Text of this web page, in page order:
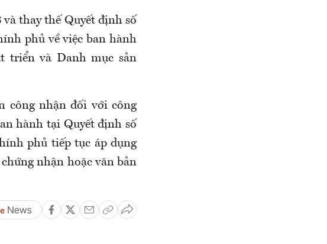
thay thế Quyết định số
phủ về việc ban hành
triển và Danh mục sản
công nhận đối với công
hành tại Quyết định số
phủ tiếp tục áp dụng
nhận hoặc văn bản